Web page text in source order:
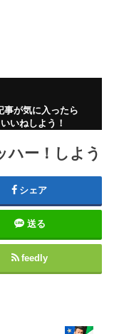
事が気に入ったら
いいねしよう！
ハー！しよう
シェア
送る
feedly